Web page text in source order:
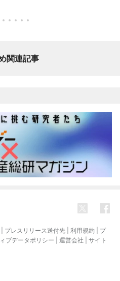
関連記事
プレスリリース送付先 利用規約
プ
ブデータポリシー 運営会社
サイト